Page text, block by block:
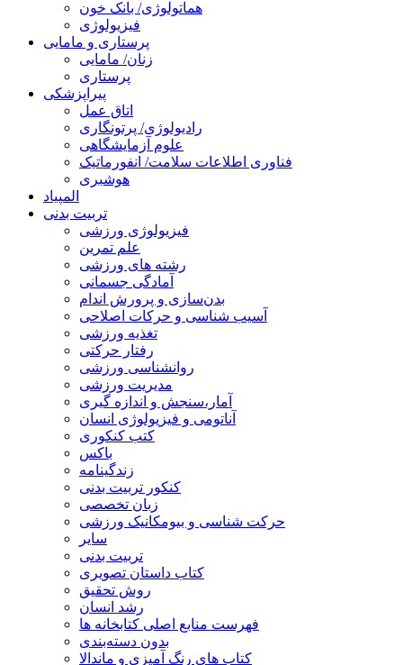
هماتولوژی/ بانک خون
فیزیولوژی
پرستاری و مامایی
زنان/ مامایی
پرستاری
پیراپزشکی
اتاق عمل
رادیولوژی/ پرتونگاری
علوم آزمایشگاهی
فناوری اطلاعات سلامت/ انفورماتیک
هوشبری
المپیاد
تربیت بدنی
فیزیولوژی ورزشی
علم تمرین
رشته های ورزشی
آمادگی جسمانی
بدن‌سازی و پرورش اندام
آسیب شناسی و حرکات اصلاحی
تغذیه ورزشی
رفتار حرکتی
روانشناسی ورزشی
مدیریت ورزشی
آمار،سنجش و اندازه گیری
آناتومی و فیزیولوژی انسان
کتب کنکوری
باکس
زندگینامه
کنکور تربیت بدنی
زبان تخصصی
حرکت شناسی و بیومکانیک ورزشی
سایر
تربیت بدنی
کتاب داستان تصویری
روش تحقیق
رشد انسان
فهرست منابع اصلی کتابخانه ها
بدون دسته‌بندی
کتاب های رنگ آمیزی و ماندالا